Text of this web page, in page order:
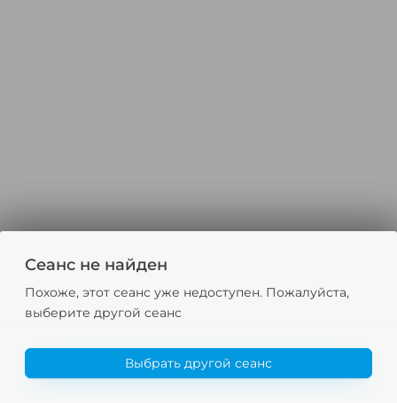
Сеанс не найден
Похоже, этот сеанс уже недоступен. Пожалуйста,
выберите другой сеанс
Выбрать другой сеанс